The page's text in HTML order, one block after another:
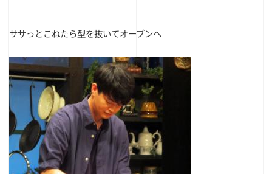
ササっとこねたら型を抜いてオーブンへ